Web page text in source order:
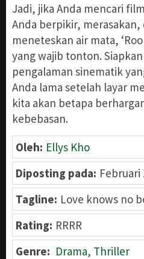
Jadi, jika Anda mencari
Anda berpikir,
meneteskan air mata,
yang wajib tonton.
pengalaman sinematik
Anda lama setelah layar
kita akan betapa
kebebasan.
Oleh: Ellys Kho
Diposting pada: Februari
Tagline: Love knows no
Rating: RRRR
Genre: Drama, Thriller